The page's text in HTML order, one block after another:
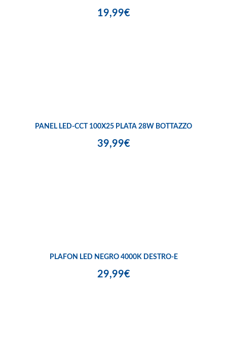
19,99€
PANEL LED-CCT 100X25 PLATA 28W BOTTAZZO
39,99€
PLAFON LED NEGRO 4000K DESTRO-E
29,99€